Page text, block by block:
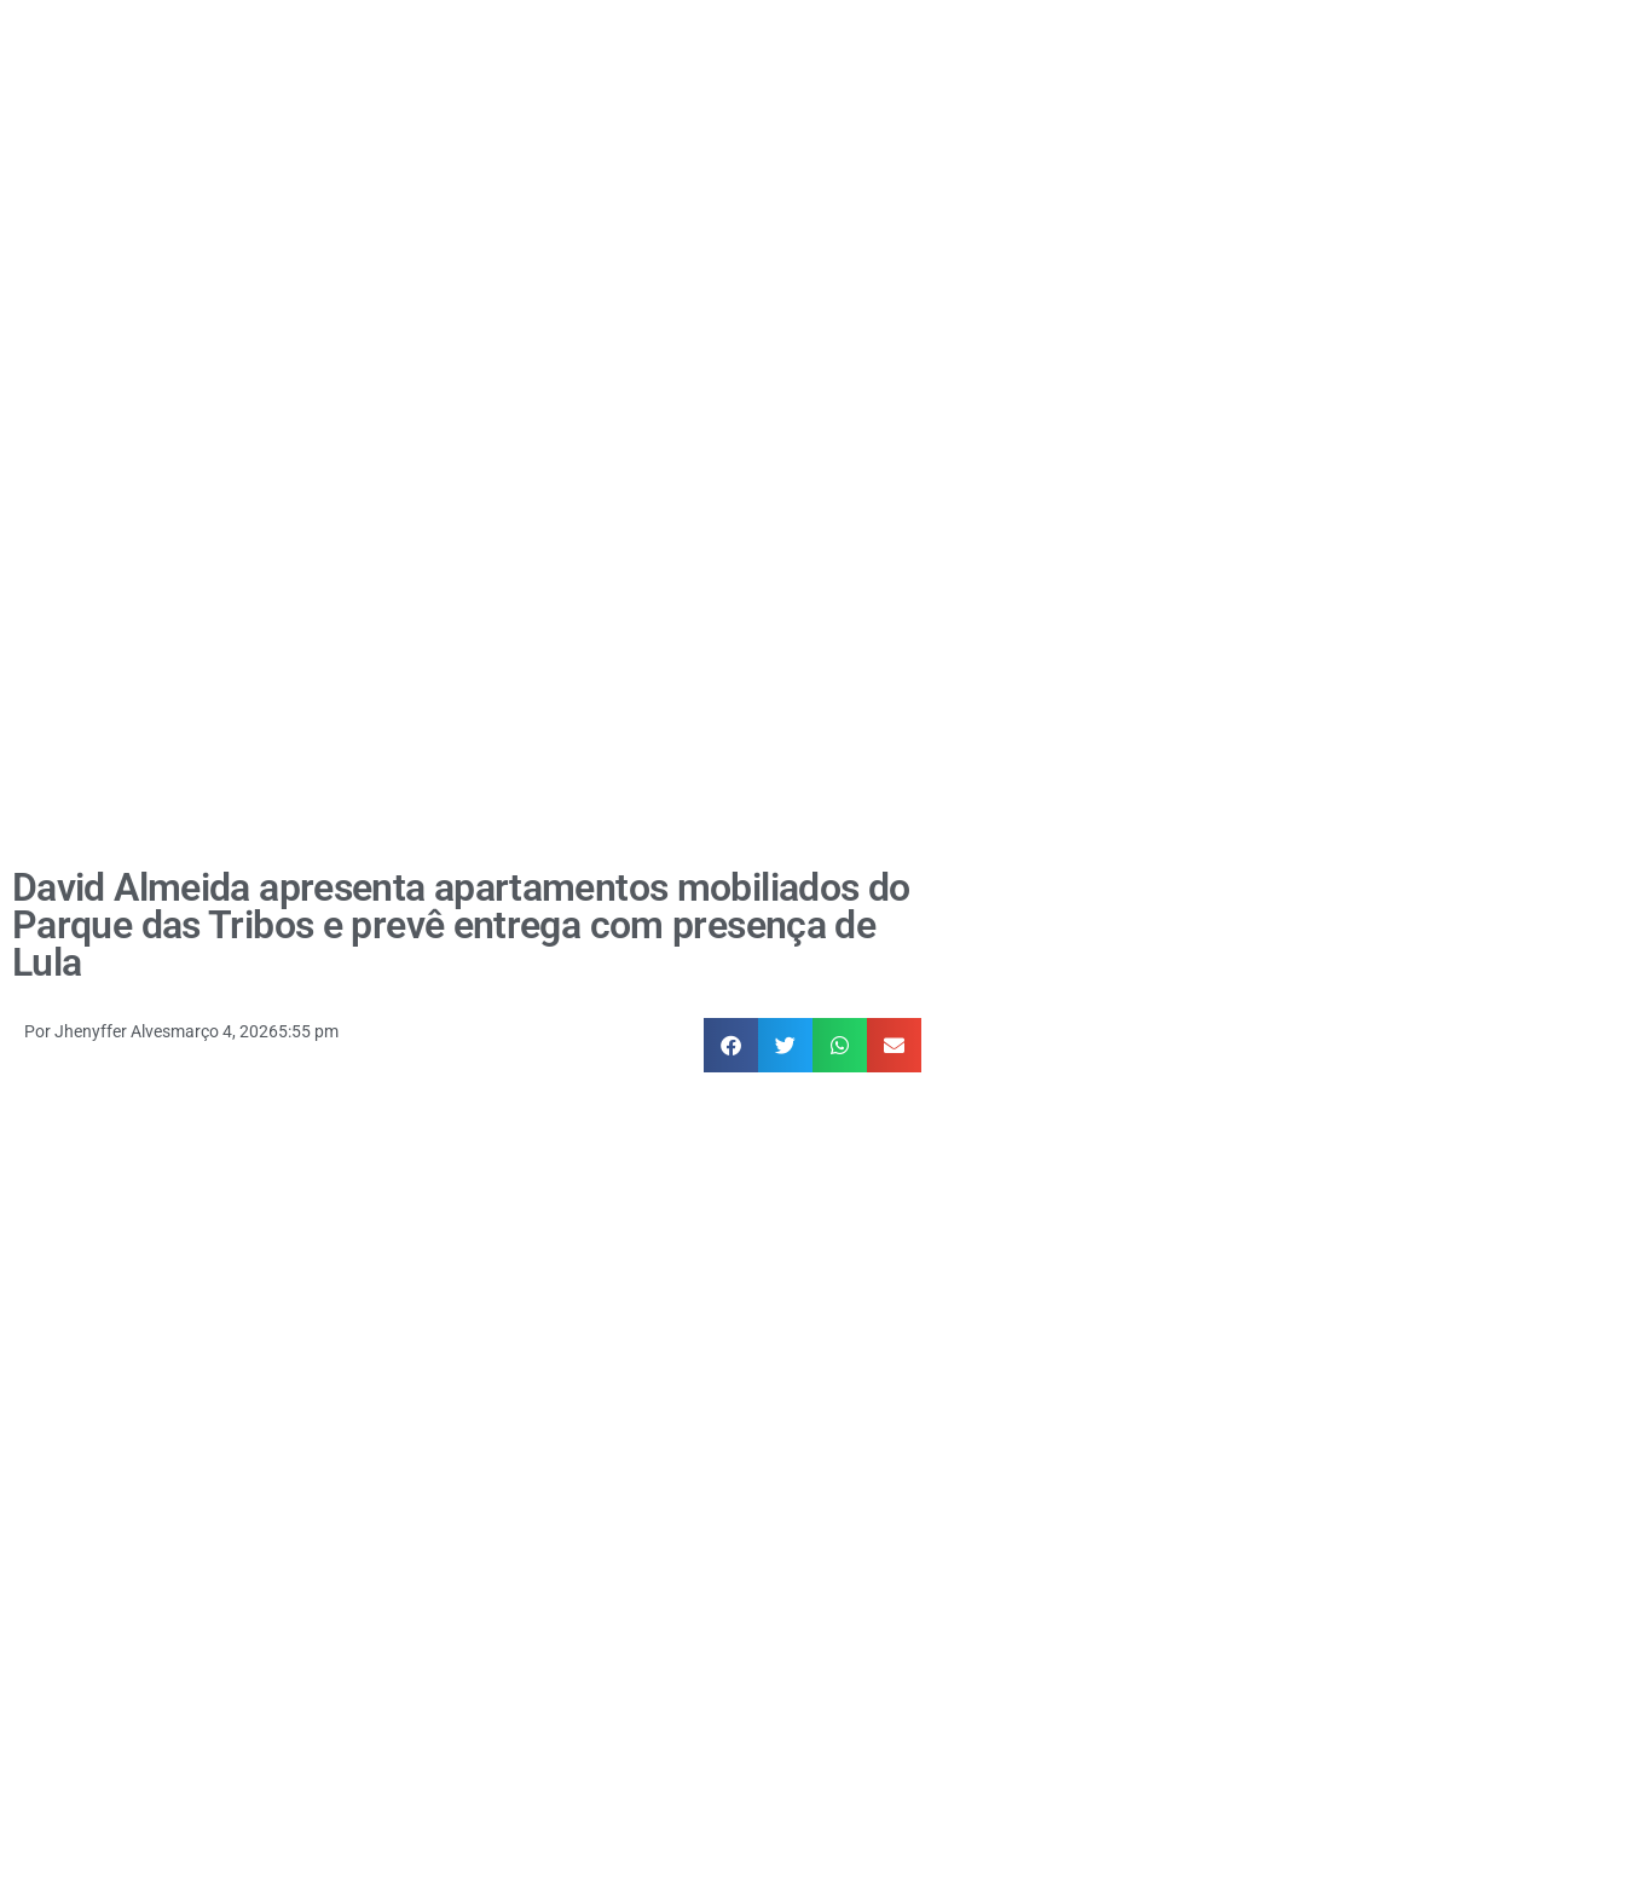
David Almeida apresenta apartamentos mobiliados do
Parque das Tribos e prevê entrega com presença de
Lula
PorJhenyffer Alvesmarço 4, 20265:55 pm